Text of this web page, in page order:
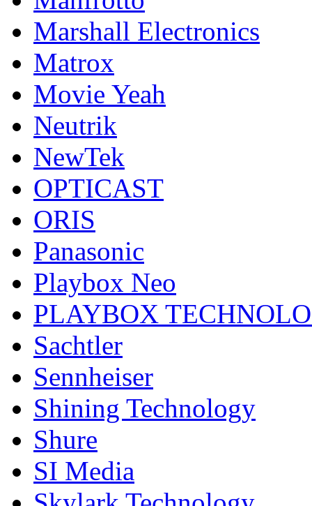
Marshall Electronics
Matrox
Movie Yeah
Neutrik
NewTek
OPTICAST
ORIS
Panasonic
Playbox Neo
PLAYBOX
Sachtler
Sennheiser
Shining Technology
Shure
SI Media